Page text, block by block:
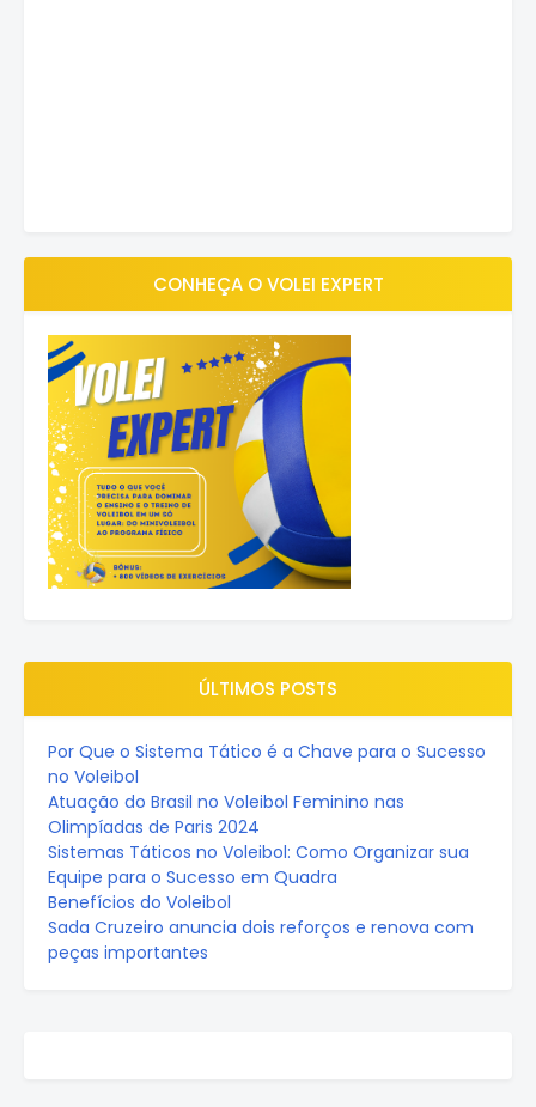
CONHEÇA O VOLEI EXPERT
ÚLTIMOS POSTS
Por Que o Sistema Tático é a Chave para o Sucesso
no Voleibol
Atuação do Brasil no Voleibol Feminino nas
Olimpíadas de Paris 2024
Sistemas Táticos no Voleibol: Como Organizar sua
Equipe para o Sucesso em Quadra
Benefícios do Voleibol
Sada Cruzeiro anuncia dois reforços e renova com
peças importantes